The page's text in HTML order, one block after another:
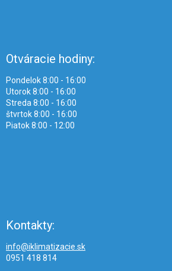
Otváracie hodiny:
Pondelok 8:00 - 16:00
Utorok 8:00 - 16:00
Streda 8:00 - 16:00
štvrtok 8:00 - 16:00
Piatok 8:00 - 12:00
Kontakty:
info@iklimatizacie.sk
0951 418 814